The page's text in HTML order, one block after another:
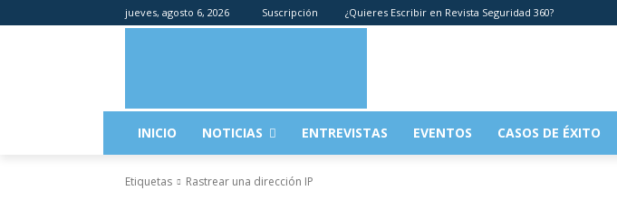
jueves, agosto 6, 2026 Suscripción ¿Quieres Escribir en Revista Seguridad 360?
INICIO NOTICIAS ENTREVISTAS EVENTOS CASOS DE ÉXITO
Etiquetas Rastrear una dirección IP